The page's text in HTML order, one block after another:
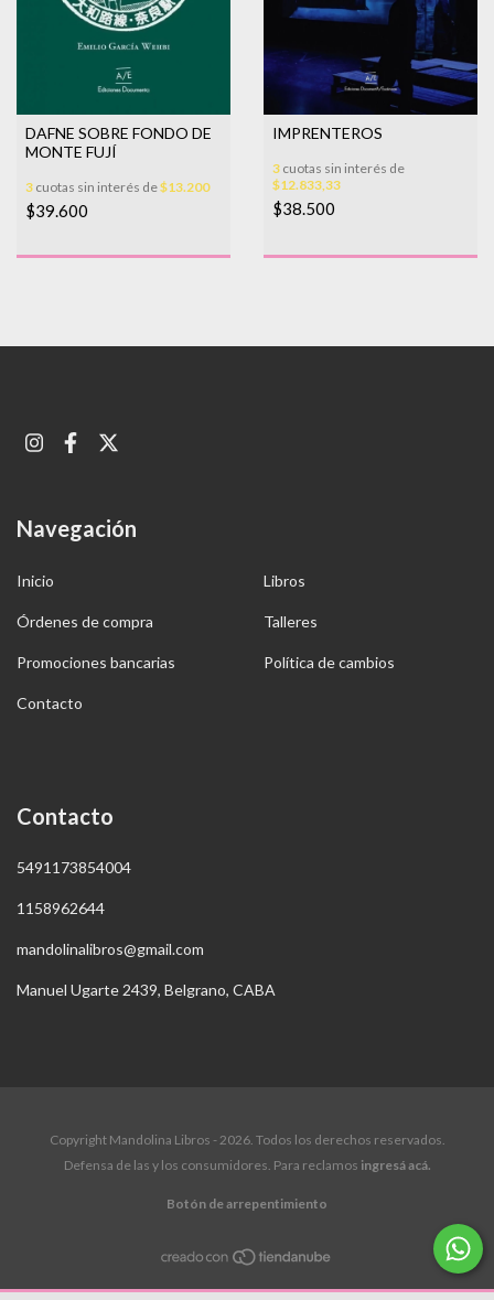
DAFNE SOBRE FONDO DE
MONTE FUJÍ
3 cuotas sin interés de$13.200
$39.600
IMPRENTEROS
3 cuotas sin interés de
$12.833,33
$38.500
Navegación
Inicio Libros
Órdenes de compra Talleres
Promociones bancarias Política de cambios
Contacto
Contacto
5491173854004
1158962644
mandolinalibros@gmail.com
Manuel Ugarte 2439, Belgrano, CABA
Copyright Mandolina Libros - 2026. Todos los derechos reservados.
Defensa de las y los consumidores. Para reclamos ingresá acá.
Botón de arrepentimiento